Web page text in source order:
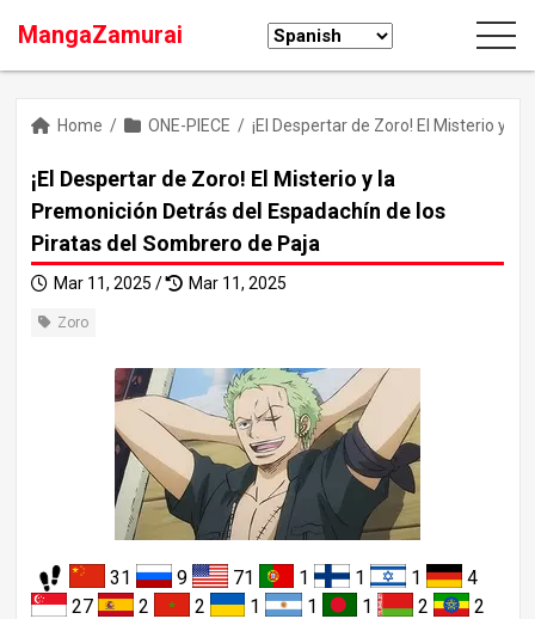
MangaZamurai
Home / ONE-PIECE / ¡El Despertar de Zoro! El Misterio y
¡El Despertar de Zoro! El Misterio y la
Premonición Detrás del Espadachín de los
Piratas del Sombrero de Paja
Mar 11, 2025 / Mar 11, 2025
Zoro
31 9 71 1 1 1
4
27
2 2 1 1 1 2
2